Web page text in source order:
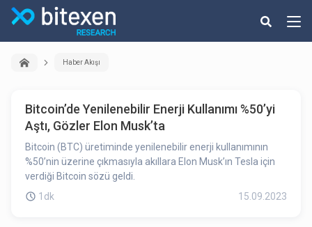
Haber Akışı
Bitcoin’de Yenilenebilir Enerji Kullanımı %50’yi
Aştı, Gözler Elon Musk’ta
Bitcoin (BTC) üretiminde yenilenebilir enerji kullanımının
%50’nin üzerine çıkmasıyla akıllara Elon Musk’ın Tesla için
verdiği Bitcoin sözü geldi.
1dk
15.09.2023